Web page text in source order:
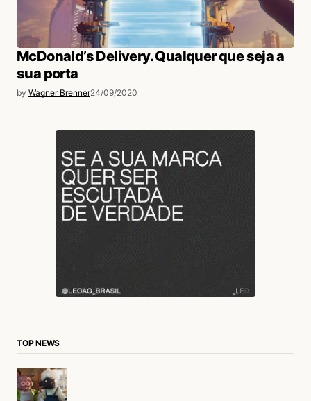
McDonald’s Delivery. Qualquer que seja a
sua porta
by Wagner Brenner24/09/2020
TOP NEWS